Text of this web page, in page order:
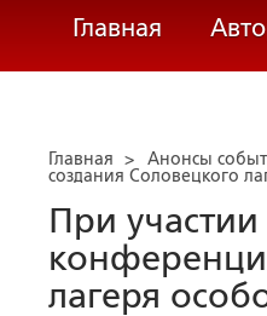
Главная
Главная > Анонсы
создания Соловецкого
При
лагеря